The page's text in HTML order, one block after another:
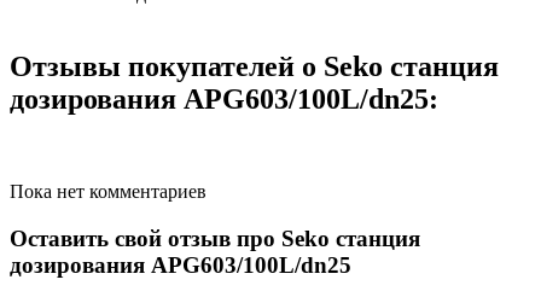
Отзывы покупателей о Seko cтанция
дозирования APG603/100L/dn25:
Пока нет комментариев
Оставить свой отзыв про Seko cтанция
дозирования APG603/100L/dn25